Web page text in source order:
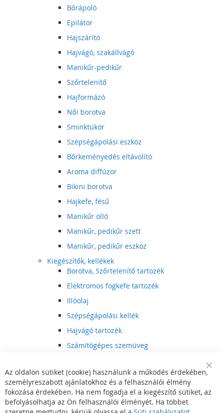
Bőrápoló
Epilátor
Hajszárító
Hajvágó, szakállvágó
Manikűr-pedikűr
Szőrtelenítő
Hajformázó
Női borotva
Sminktükör
Szépségápolási eszköz
Bőrkeményedés eltávolító
Aroma diffúzor
Bikini borotva
Hajkefe, fésű
Manikűr olló
Manikűr, pedikűr szett
Manikűr, pedikűr eszköz
Kiegészítők, kellékek
Borotva, Szőrtelenítő tartozék
Elektromos fogkefe tartozék
Illóolaj
Szépségápolási kellék
Hajvágó tartozék
Számítógépes szemüveg
Hajvágó kiegészítő
Szórakoztató elektronika
Multimédia
DVD, BluRay lejátszó
Bar
Az oldalon sütiket (cookie) használunk a működés érdekében,
személyreszabott ajánlatokhoz és a felhasználói élmény
fokozása érdekében. Ha nem fogadja el a kiegészítő sütiket, az
befolyásolhatja az Ön felhasználói élményét. Ha többet